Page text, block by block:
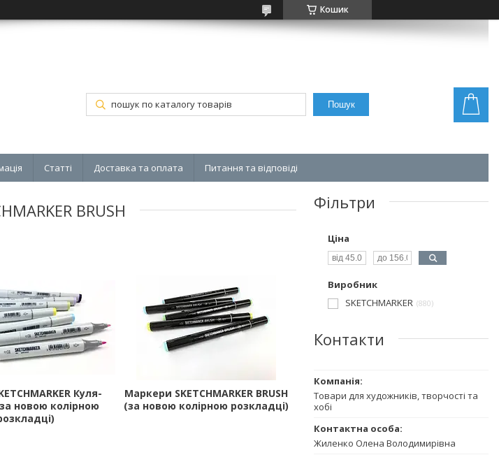
Кошик
Пошук
Статті Доставка та оплата Питання та відповіді
BRUSH
Куля-
новою колірною
Маркери SKETCHMARKER BRUSH
(за новою колірною розкладці)
Фільтри
Ціна
Виробник
SKETCHMARKER 880
Контакти
Товари для художників, творчості та
хобі
Жиленко Олена Володимирівна